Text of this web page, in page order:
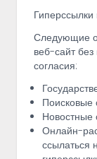
Следующие
веб-сайт
согласия:
Поисковые
Новостные
Онлайн-
ссылаться